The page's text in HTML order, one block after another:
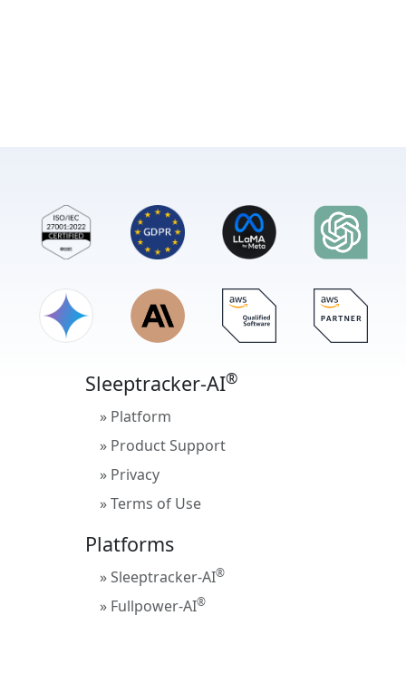
Sleeptracker-AI®
» Platform
» Product Support
» Privacy
» Terms of Use
Platforms
» Sleeptracker-AI®
» Fullpower-AI®